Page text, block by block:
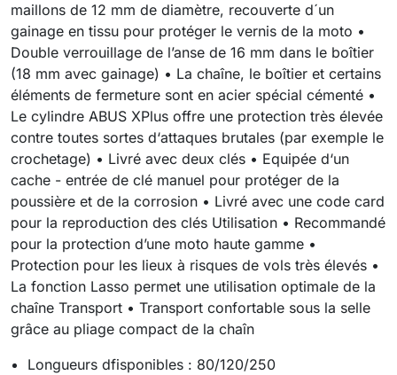
maillons de 12 mm de diamètre, recouverte d´un
gainage en tissu pour protéger le vernis de la moto •
Double verrouillage de l’anse de 16 mm dans le boîtier
(18 mm avec gainage) • La chaîne, le boîtier et certains
éléments de fermeture sont en acier spécial cémenté •
Le cylindre ABUS XPlus offre une protection très élevée
contre toutes sortes d‘attaques brutales (par exemple le
crochetage) • Livré avec deux clés • Equipée d‘un
cache - entrée de clé manuel pour protéger de la
poussière et de la corrosion • Livré avec une code card
pour la reproduction des clés Utilisation • Recommandé
pour la protection d’une moto haute gamme •
Protection pour les lieux à risques de vols très élevés •
La fonction Lasso permet une utilisation optimale de la
chaîne Transport • Transport confortable sous la selle
grâce au pliage compact de la chaîn
Longueurs dfisponibles : 80/120/250